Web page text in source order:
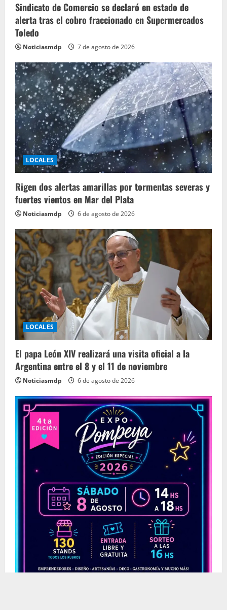
Sindicato de Comercio se declaró en estado de
alerta tras el cobro fraccionado en Supermercados
Toledo
Noticiasmdp 7 de agosto de 2026
LOCALES
Rigen dos alertas amarillas por tormentas severas y
fuertes vientos en Mar del Plata
Noticiasmdp 6 de agosto de 2026
LOCALES
El papa León XIV realizará una visita oficial a la
Argentina entre el 8 y el 11 de noviembre
Noticiasmdp 6 de agosto de 2026